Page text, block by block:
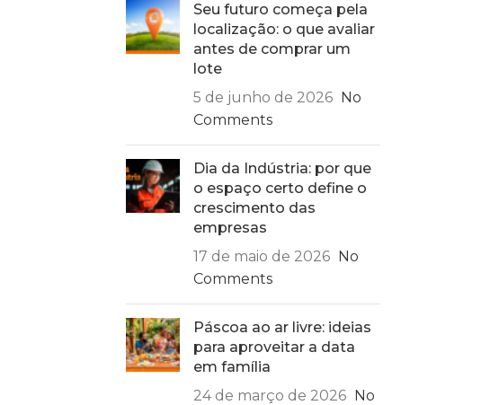
Seu futuro começa pela
localização: o que avaliar
antes de comprar um
lote
5 de junho de 2026 No
Comments
Dia da Indústria: por que
o espaço certo define o
crescimento das
empresas
17 de maio de 2026 No
Comments
Páscoa ao ar livre: ideias
para aproveitar a data
em família
24 de março de 2026 No